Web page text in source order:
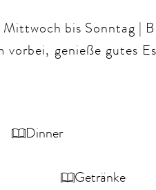
bis Sonntag |
vorbei, genieße gutes
Dinner
Getränke